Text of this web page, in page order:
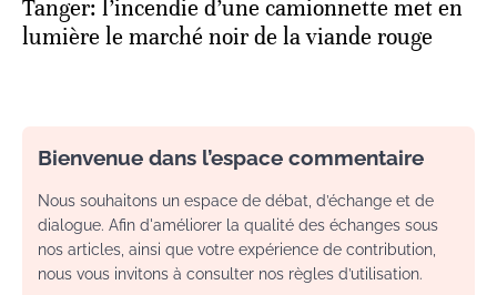
Tanger: l’incendie d’une camionnette met en
lumière le marché noir de la viande rouge
Bienvenue dans l’espace commentaire
Nous souhaitons un espace de débat, d’échange et de
dialogue. Afin d'améliorer la qualité des échanges sous
nos articles, ainsi que votre expérience de contribution,
nous vous invitons à consulter nos règles d’utilisation.